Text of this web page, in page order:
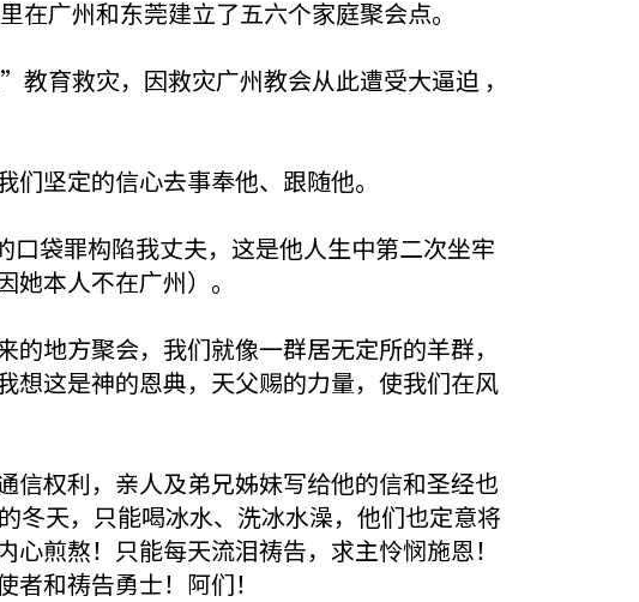
广州和东莞建立了五六个家庭聚会点。
育救灾，因救灾广州教会从此遭受大逼迫 ，
坚定的信心去事奉他、跟随他。
袋罪构陷我丈夫，这是他人生中第二次坐牢
本人不在广州）。
地方聚会，我们就像一群居无定所的羊群，
想这是神的恩典，天父赐的力量，使我们在风
信权利，亲人及弟兄姊妹写给他的信和圣经也
冬天，只能喝冰水、洗冰水澡，他们也定意将
煎熬！只能每天流泪祷告，求主怜悯施恩！
和祷告勇士！阿们！